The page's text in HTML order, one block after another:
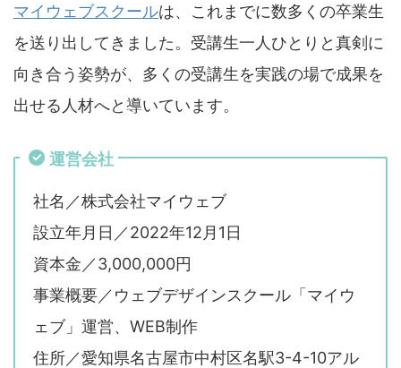
マイウェブスクールは、これまでに数多くの卒業生
を送り出してきました。受講生一人ひとりと真剣に
向き合う姿勢が、多くの受講生を実践の場で成果を
出せる人材へと導いています。
運営会社
社名／株式会社マイウェブ
設立年月日／2022年12月1日
資本金／3,000,000円
事業概要／ウェブデザインスクール「マイウ
ェブ」運営、WEB制作
住所／愛知県名古屋市中村区名駅3-4-10アル